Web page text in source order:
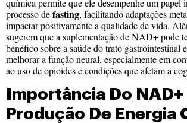
química permite que ele desempenhe um papel
processo defasting, facilitando adaptações
impactar positivamente a qualidade de vida.
sugerem que a suplementação de NAD+ pode
benéfico sobre a saúde do trato gastrointestinal
melhorar a função neural, especialmente em
ao uso de opioides e condições que afetam a
Importância Do NAD+
Produção De Energia